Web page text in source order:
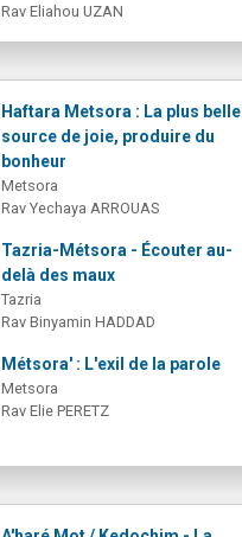
Rav Eliahou UZAN
Haftara Metsora : La plus belle
source de joie, produire du
bonheur
Metsora
Rav Yechaya ARROUAS
Tazria-Métsora - Écouter au-
delà des maux
Tazria
Rav Binyamin HADDAD
Métsora' : L'exil de la parole
Metsora
Rav Elie PERETZ